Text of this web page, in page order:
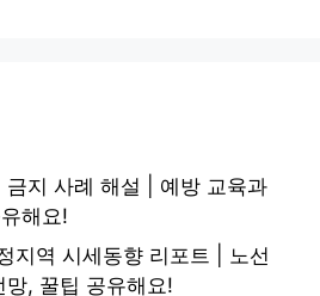
금지 사례 해설 | 예방 교육과
해요!
지역 시세동향 리포트 | 노선
, 꿀팁 공유해요!